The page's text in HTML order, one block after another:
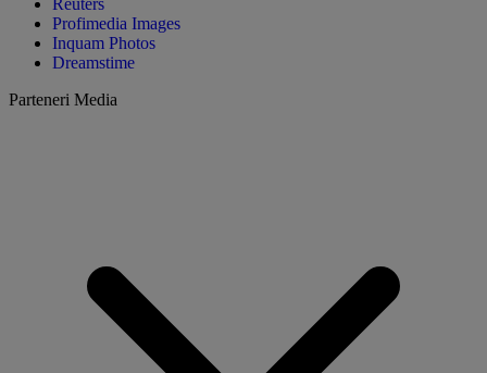
Reuters
Profimedia Images
Inquam Photos
Dreamstime
Parteneri Media